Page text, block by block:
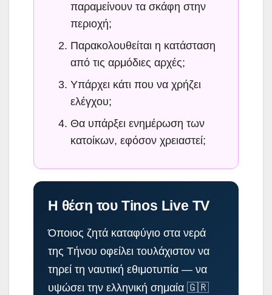
παραμείνουν τα σκάφη στην
περιοχή;
Παρακολουθείται η κατάσταση
από τις αρμόδιες αρχές;
Υπάρχει κάτι που να χρήζει
ελέγχου;
Θα υπάρξει ενημέρωση των
κατοίκων, εφόσον χρειαστεί;
Η θέση του Tinos Live TV
Όποιος ζητά καταφύγιο στα νερά
της Τήνου οφείλει τουλάχιστον να
τηρεί τη ναυτική εθιμοτυπία — να
υψώσει την ελληνική σημαία 🇬🇷